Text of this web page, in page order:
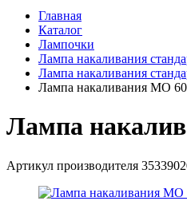
Главная
Каталог
Лампочки
Лампа накаливания
Лампа накаливания
Лампа накаливания МО
Лампа
Артикул производителя